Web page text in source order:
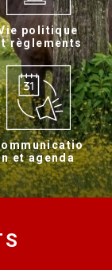
politique
règlements
n et agenda